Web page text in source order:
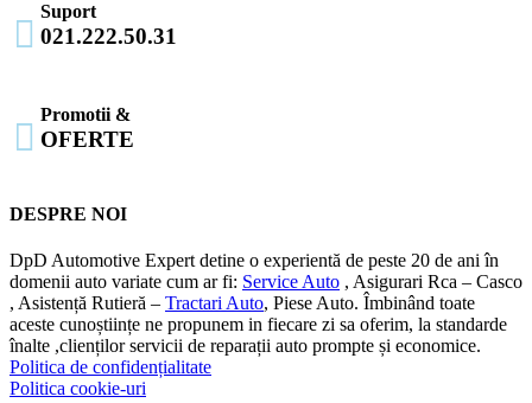

Suport
021.222.50.31

Promotii &
OFERTE
DESPRE NOI
DpD Automotive Expert detine o experientă de peste 20 de ani în
domenii auto variate cum ar fi: Service Auto , Asigurari Rca – Casco
, Asistență Rutieră – Tractari Auto, Piese Auto. Îmbinând toate
aceste cunoștiințe ne propunem in fiecare zi sa oferim, la standarde
înalte ,clienților servicii de reparații auto prompte și economice.
Politica de confidențialitate
Politica cookie-uri